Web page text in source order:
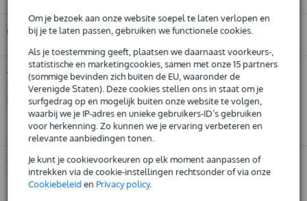
Om je bezoek aan onze website soepel te laten verlopen en
bij je te laten passen, gebruiken we functionele cookies.
Als je toestemming geeft, plaatsen we daarnaast voorkeurs-,
statistische en marketingcookies, samen met onze 15 partners
(sommige bevinden zich buiten de EU, waaronder de
Verenigde Staten). Deze cookies stellen ons in staat om je
surfgedrag op en mogelijk buiten onze website te volgen,
waarbij we je IP-adres en unieke gebruikers-ID’s gebruiken
voor herkenning. Zo kunnen we je ervaring verbeteren en
relevante aanbiedingen tonen.
Je kunt je cookievoorkeuren op elk moment aanpassen of
intrekken via de cookie-instellingen rechtsonder of via onze
Cookiebeleiden Privacy policy.
Huur dit product
Huur dit product al vanaf 48 euro per maand
Huur meerdere producten tegelijk: min. € 300,- en max.
€ 2.500,-
Gratisthuisbezorgd of op te halen in de winkel
Al na 4 maanden maandelijks opzegbaar
De mogelijkheid om je product(en) met korting te kopen
Huur dit product
Twijfel je of deCort Space G6MS Semi Gloss Turquoise
headless multiscale elektrische gitaar met gigbagbij je
past? Doe de check.
Start de check
Productinformatie
merk: Cort